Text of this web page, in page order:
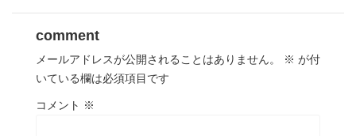
comment
メールアドレスが公開されることはありません。 ※ が付
いている欄は必須項目です
コメント ※